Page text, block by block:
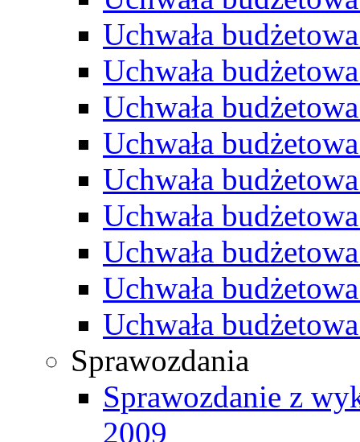
Uchwała
Uchwała
Uchwała
Uchwała
Uchwała
Uchwała
Uchwała
Uchwała
Uchwała
Sprawozdania
Sprawozdanie z
2009